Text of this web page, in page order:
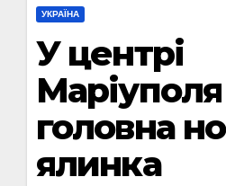
УКРАЇНА
У центрі
головна
ялинка